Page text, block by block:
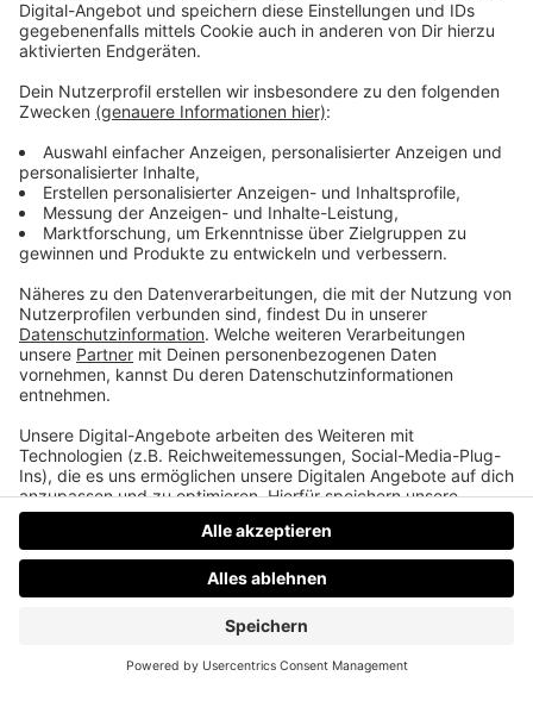
Hansi als Toni
Hansi Hinterseer hat den erfolgreichsten Song der
90er abgelehnt, ein Löwe am Arbeitsplatz und fake
New Kids on the Block
DatenschutzImpressumAGBsJobsKontakt